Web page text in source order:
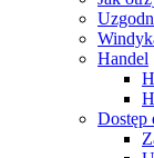
Handel
Dostęp